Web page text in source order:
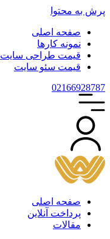
پرش به محتوا
صفحه اصلی
نمونه کارها
قیمت طراحی سایت
قیمت سئو سایت
02166928787
صفحه اصلی
پرداخت آنلاین
مقالات